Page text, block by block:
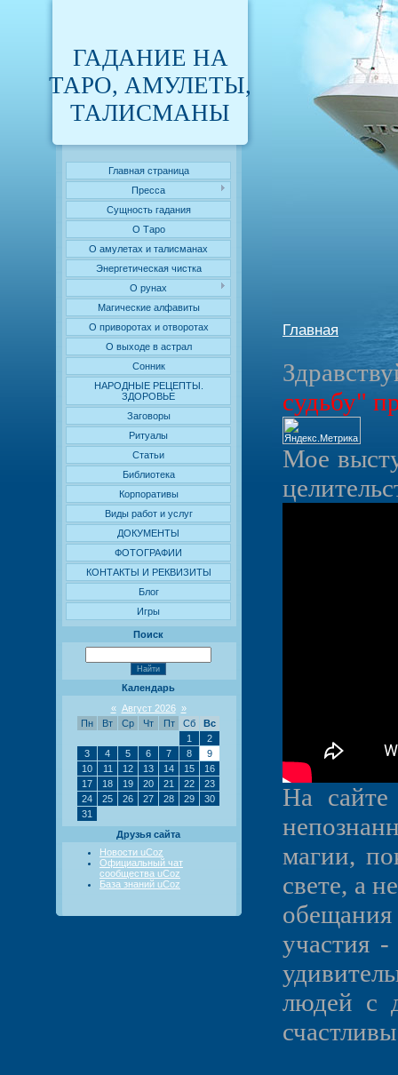
ГАДАНИЕ НА
ТАРО, АМУЛЕТЫ,
ТАЛИСМАНЫ
Главная страница
Пресса
Сущность гадания
О Таро
О амулетах и талисманах
Энергетическая чистка
О рунах
Магические алфавиты
О приворотах и отворотах
О выходе в астрал
Сонник
НАРОДНЫЕ РЕЦЕПТЫ.
ЗДОРОВЬЕ
Заговоры
Ритуалы
Статьи
Библиотека
Корпоративы
Виды работ и услуг
ДОКУМЕНТЫ
ФОТОГРАФИИ
КОНТАКТЫ И РЕКВИЗИТЫ
Блог
Игры
Поиск
Календарь
« Август 2026 »
Пн
Вт Ср Чт Пт Сб
Вс
1
2
3
4 5 6 7 8
9
10
11 12 13 14 15
16
17
18 19 20 21 22
23
24
25 26 27 28 29
30
31
Друзья сайта
Новости uCoz
Официальный чат
сообщества uCoz
База знаний uCoz
Главная
судьбу"
Мое
На сайте
магии,
свете, а
участия -
людей с